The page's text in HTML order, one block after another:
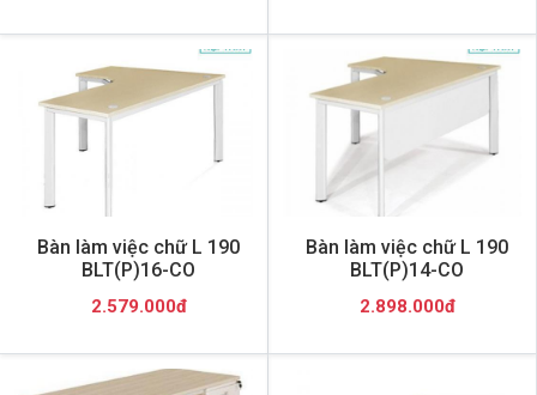
Bàn làm việc chữ L 190
BLT(P)16-CO
2.579.000đ
Bàn làm việc chữ L 190
BLT(P)14-CO
2.898.000đ